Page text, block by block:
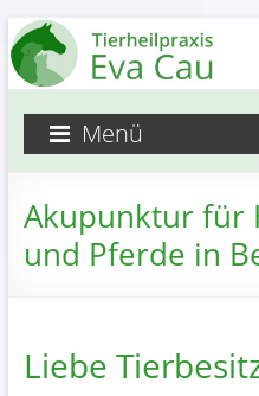
Menü
Akupunktur für
und Pferde in
Liebe